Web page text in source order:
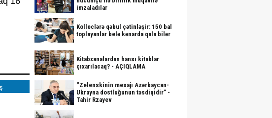
imzaladılar
Kolleclərə qəbul çətinləşir: 150 bal
toplayanlar belə kənarda qala bilər
Kitabxanalardan hansı kitablar
çıxarılacaq? - AÇIQLAMA
“Zelenskinin mesajı Azərbaycan-
Ukrayna dostluğunun təsdiqidir” -
Tahir Rzayev